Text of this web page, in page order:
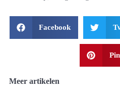
Facebook
Meer artikelen